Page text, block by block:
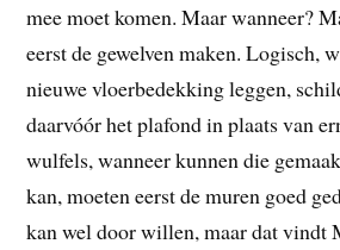
mee moet komen. Maar wanneer?
eerst de gewelven maken. Logisch,
nieuwe vloerbedekking leggen,
daarvóór het plafond in plaats van
wulfels, wanneer kunnen die
kan, moeten eerst de muren goed
kan wel door willen, maar dat vindt